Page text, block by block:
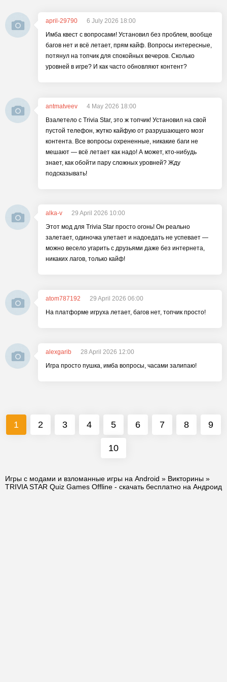
april-29790
6 July 2026 18:00
Имба квест с вопросами! Установил без проблем, вообще
багов нет и всё летает, прям кайф. Вопросы интересные,
потянул на топчик для спокойных вечеров. Сколько
уровней в игре? И как часто обновляют контент?
antmatveev
4 May 2026 18:00
Взалетело с Trivia Star, это ж топчик! Установил на свой
пустой телефон, жутко кайфую от разрушающего мозг
контента. Все вопросы охрененные, никакие баги не
мешают — всё летает как надо! А может, кто-нибудь
знает, как обойти пару сложных уровней? Жду
подсказывать!
alka-v
29 April 2026 10:00
Этот мод для Trivia Star просто огонь! Он реально
залетает, одиночка улетает и надоедать не успевает —
можно весело угарить с друзьями даже без интернета,
никаких лагов, только кайф!
atom787192
29 April 2026 06:00
На платформе игруха летает, багов нет, топчик просто!
alexgarib
28 April 2026 12:00
Игра просто пушка, имба вопросы, часами залипаю!
1 2 3 4 5 6 7 8 9
10
Игры с модами и взломанные игры на Android » Викторины »
TRIVIA STAR Quiz Games Offline - скачать бесплатно на Андроид